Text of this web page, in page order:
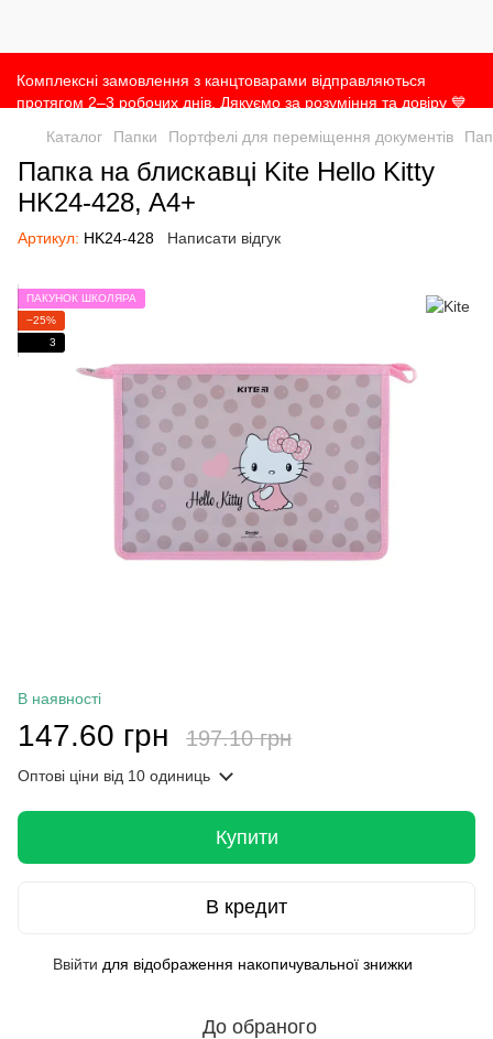
Комплексні замовлення з канцтоварами відправляються
протягом 2–3 робочих днів. Дякуємо за розуміння та довіру 💙
Каталог
Папки Портфелі для переміщення документів
Папка на блискавці Kite Hello Kitty
HK24-428, A4+
Артикул: HK24-428 Написати відгук
ПАКУНОК ШКОЛЯРА
−25%
3
В наявності
147.60 грн 197.10 грн
Оптові ціни від 10 одиниць
Купити
В кредит
Ввійти для відображення накопичувальної знижки
До обраного